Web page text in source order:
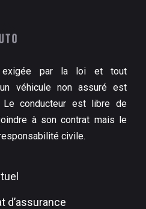
exigée par la loi et tout
véhicule non assuré est
conducteur est libre de
à son contrat mais le
civile.
d’assurance